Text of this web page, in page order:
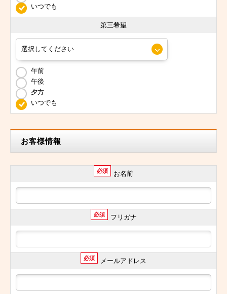
いつでも
第三希望
午前
午後
夕方
いつでも
お客様情報
必須 お名前
必須 フリガナ
必須 メールアドレス